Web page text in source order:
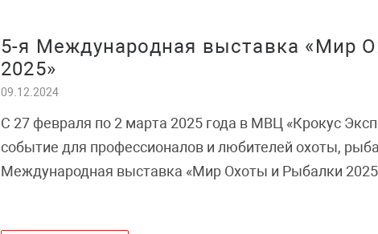
5-я Международная выставка «Мир
2025»
09.12.2024
C 27 февраля по 2 марта 2025 года в МВЦ «Крокус
событие для профессионалов и любителей охоты,
Международная выставка «Мир Охоты и Рыбалки